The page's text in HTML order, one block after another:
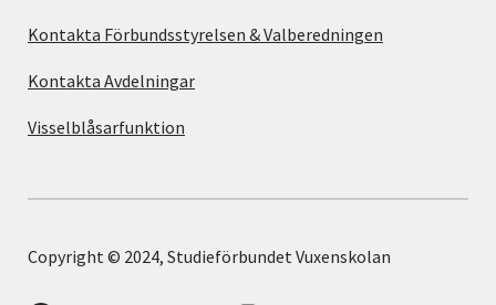
Kontakta Förbundsstyrelsen & Valberedningen
Kontakta Avdelningar
Visselblåsarfunktion
Copyright © 2024, Studieförbundet Vuxenskolan